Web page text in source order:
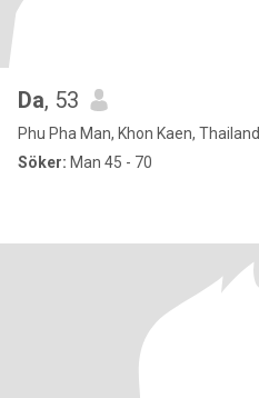
Da, 53
Phu Pha Man, Khon Kaen, Thailand
Söker: Man 45 - 70